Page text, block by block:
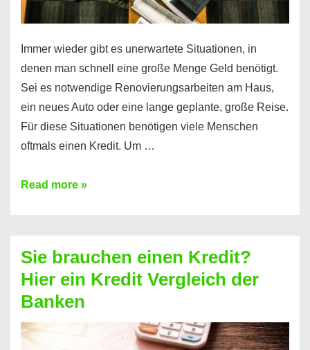
Immer wieder gibt es unerwartete Situationen, in
denen man schnell eine große Menge Geld benötigt.
Sei es notwendige Renovierungsarbeiten am Haus,
ein neues Auto oder eine lange geplante, große Reise.
Für diese Situationen benötigen viele Menschen
oftmals einen Kredit. Um …
Brauchen
Summe
Geld?
Hier
einen
10000
Read more »
Sie brauchen einen Kredit?
Hier ein Kredit Vergleich der
Banken